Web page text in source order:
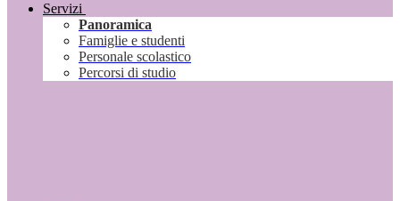
Servizi
Panoramica
Famiglie e studenti
Personale scolastico
Percorsi di studio